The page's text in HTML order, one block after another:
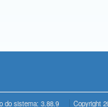
do sistema: 3.88.9 Copyright